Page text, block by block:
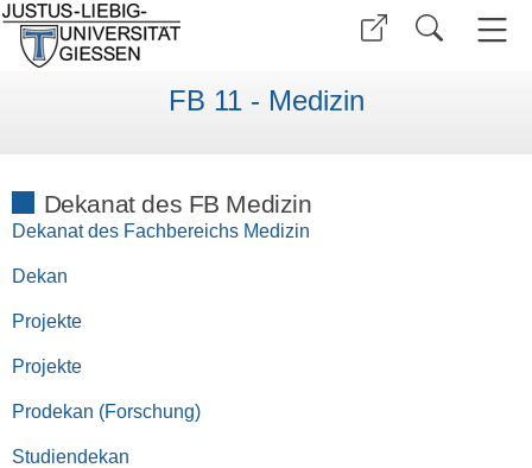
FB 11 - Medizin
Dekanat des FB Medizin
Dekanat des Fachbereichs Medizin
Dekan
Projekte
Projekte
Prodekan (Forschung)
Studiendekan